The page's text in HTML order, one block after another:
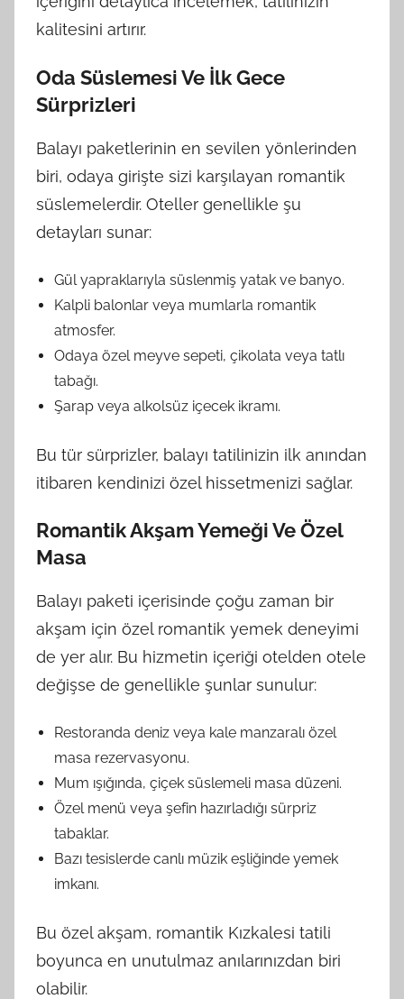
kalitesini artırır.
Oda Süslemesi Ve İlk Gece
Sürprizleri
Balayı paketlerinin en sevilen yönlerinden
biri, odaya girişte sizi karşılayan romantik
süslemelerdir. Oteller genellikle şu
detayları sunar:
Gül yapraklarıyla süslenmiş yatak ve banyo.
Kalpli balonlar veya mumlarla romantik
atmosfer.
Odaya özel meyve sepeti, çikolata veya tatlı
tabağı.
Şarap veya alkolsüz içecek ikramı.
Bu tür sürprizler, balayı tatilinizin ilk anından
itibaren kendinizi özel hissetmenizi sağlar.
Romantik Akşam Yemeği Ve Özel
Masa
Balayı paketi içerisinde çoğu zaman bir
akşam için özel romantik yemek deneyimi
de yer alır. Bu hizmetin içeriği otelden otele
değişse de genellikle şunlar sunulur:
Restoranda deniz veya kale manzaralı özel
masa rezervasyonu.
Mum ışığında, çiçek süslemeli masa düzeni.
Özel menü veya şefin hazırladığı sürpriz
tabaklar.
Bazı tesislerde canlı müzik eşliğinde yemek
imkanı.
Bu özel akşam, romantik Kızkalesi tatili
boyunca en unutulmaz anılarınızdan biri
olabilir.